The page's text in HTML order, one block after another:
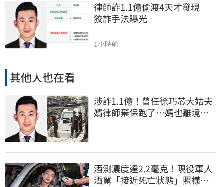
律師詐1.1億偷渡4天才發現
狡詐手法曝光
1小時前
其他人也在看
涉詐1.1億！曾任徐巧芯大姑夫
婿律師棄保跑了…媽也離境
酒測濃度達2.2毫克！現役軍人
酒駕「接近死亡狀態」照樣開